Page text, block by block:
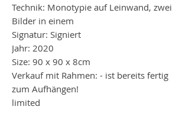
Technik: Monotypie auf Leinwand, zwei
Bilder in einem
Signatur: Signiert
Jahr: 2020
Size: 90 x 90 x 8cm
Verkauf mit Rahmen: - ist bereits fertig
zum Aufhängen!
limited